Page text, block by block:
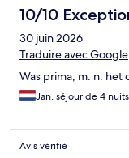
10/10
30 juin 2026
Traduire avec Google
Was prima, m. n. het
Jan, séjour de 4 nuits
Avis vérifié